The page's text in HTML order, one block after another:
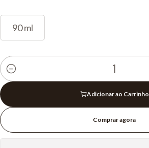
90 ml
Quantidade
Adicionar ao Carrinho
Comprar agora